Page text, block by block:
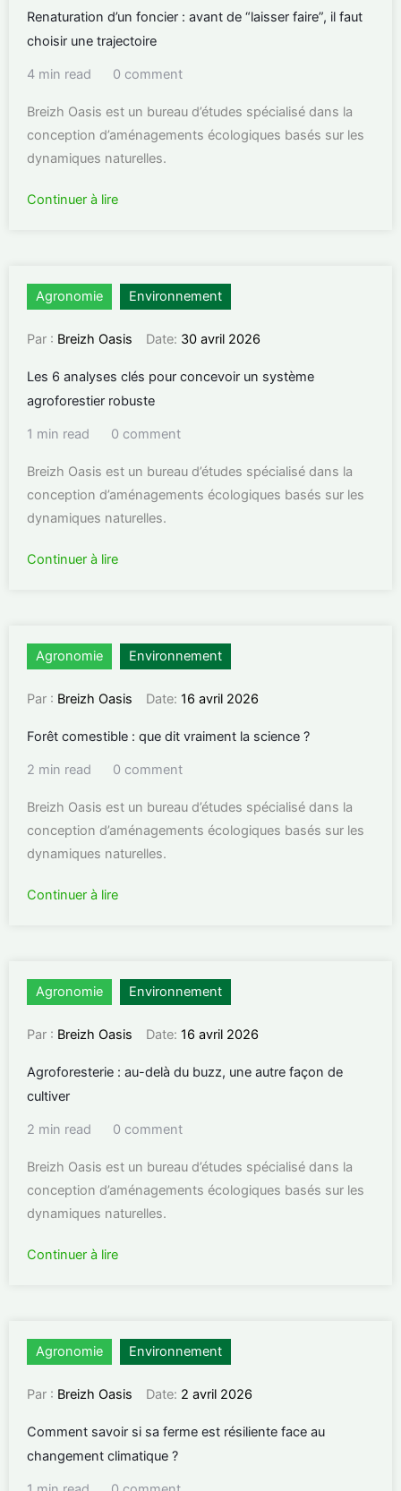
Renaturation d’un foncier : avant de “laisser faire”, il faut
choisir une trajectoire
4 min read 0 comment
Breizh Oasis est un bureau d’études spécialisé dans la
conception d’aménagements écologiques basés sur les
dynamiques naturelles.
Continuer à lire
Agronomie Environnement
Par : Breizh Oasis Date: 30 avril 2026
Les 6 analyses clés pour concevoir un système
agroforestier robuste
1 min read 0 comment
Breizh Oasis est un bureau d’études spécialisé dans la
conception d’aménagements écologiques basés sur les
dynamiques naturelles.
Continuer à lire
Agronomie Environnement
Par : Breizh Oasis Date: 16 avril 2026
Forêt comestible : que dit vraiment la science ?
2 min read 0 comment
Breizh Oasis est un bureau d’études spécialisé dans la
conception d’aménagements écologiques basés sur les
dynamiques naturelles.
Continuer à lire
Agronomie Environnement
Par : Breizh Oasis Date: 16 avril 2026
Agroforesterie : au-delà du buzz, une autre façon de
cultiver
2 min read 0 comment
Breizh Oasis est un bureau d’études spécialisé dans la
conception d’aménagements écologiques basés sur les
dynamiques naturelles.
Continuer à lire
Agronomie Environnement
Par : Breizh Oasis Date: 2 avril 2026
Comment savoir si sa ferme est résiliente face au
changement climatique ?